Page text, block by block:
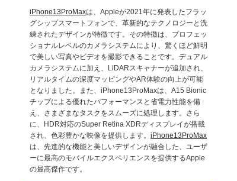
iPhone13ProMaxは、Appleが2021年に発表したフラッ
グシップスマートフォンで、革新的なテクノロジーと洗
練されたデザインが特徴です。その特徴は、プロフェッ
ショナルレベルのカメラシステムにより、驚くほど鮮明
で美しい写真やビデオを撮影できることです。デュアル
カメラシステムに加え、LiDARスキャナーが追加され、
リアルタイムの深度マッピングやAR体験の向上が可能
となりました。また、iPhone13ProMaxは、A15 Bionic
チップによる優れたパフォーマンスと省電力性能を備
え、さまざまなタスクをスムーズに処理します。さら
に、HDR対応のSuper Retina XDRディスプレイが搭載
され、色彩豊かな映像を提供します。 iPhone13ProMax
は、先進的な機能と美しいデザインが融合した、ユーザ
ーに最高のモバイルエクスペリエンスを提供するApple
の最高傑作です。